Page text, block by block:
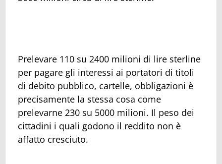
Prelevare 110 su 2400 milioni di lire sterline
per pagare gli interessi ai portatori di titoli
di debito pubblico, cartelle, obbligazioni è
precisamente la stessa cosa come
prelevarne 230 su 5000 milioni. Il peso dei
cittadini i quali godono il reddito non è
affatto cresciuto.